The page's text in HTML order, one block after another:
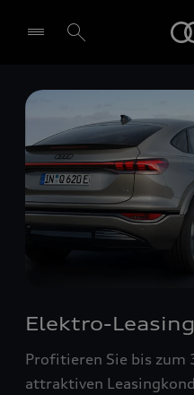
Händler wählen
Elektro-Leasing
Profitieren Sie bis
attraktiven